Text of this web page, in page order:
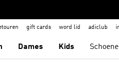
gift cards word lid adiclub
Dames Kids